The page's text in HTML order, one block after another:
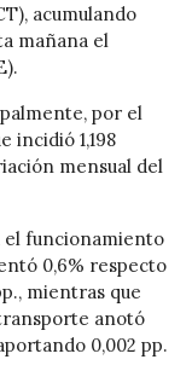
acumulando
mañana el
por el
incidió 1,198
mensual del
el funcionamiento
0,6% respecto
mientras que
anotó
0,002 pp.